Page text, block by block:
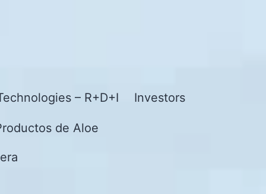
– R+D+I Investors
de Aloe